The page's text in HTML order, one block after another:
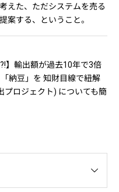
えた、ただシステムを売る
案する、ということ。
】輸出額が過去10年で3倍
納豆」を 知財目線で紐解
プロジェクト) についても簡